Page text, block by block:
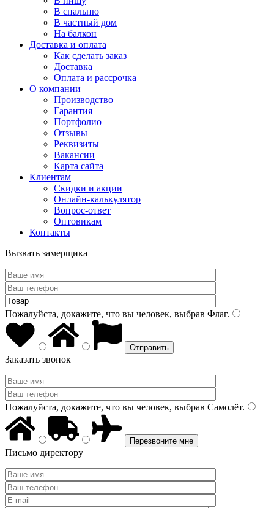
В спальню
В частный дом
На балкон
Доставка и оплата
Как сделать заказ
Доставка
Оплата и рассрочка
О компании
Производство
Гарантия
Портфолио
Отзывы
Реквизиты
Вакансии
Карта сайта
Клиентам
Скидки и акции
Онлайн-калькулятор
Вопрос-ответ
Оптовикам
Контакты
Вызвать замерщика
Пожалуйста, докажите, что вы человек, выбрав Флаг.
Заказать звонок
Пожалуйста, докажите, что вы человек, выбрав Самолёт.
Письмо директору